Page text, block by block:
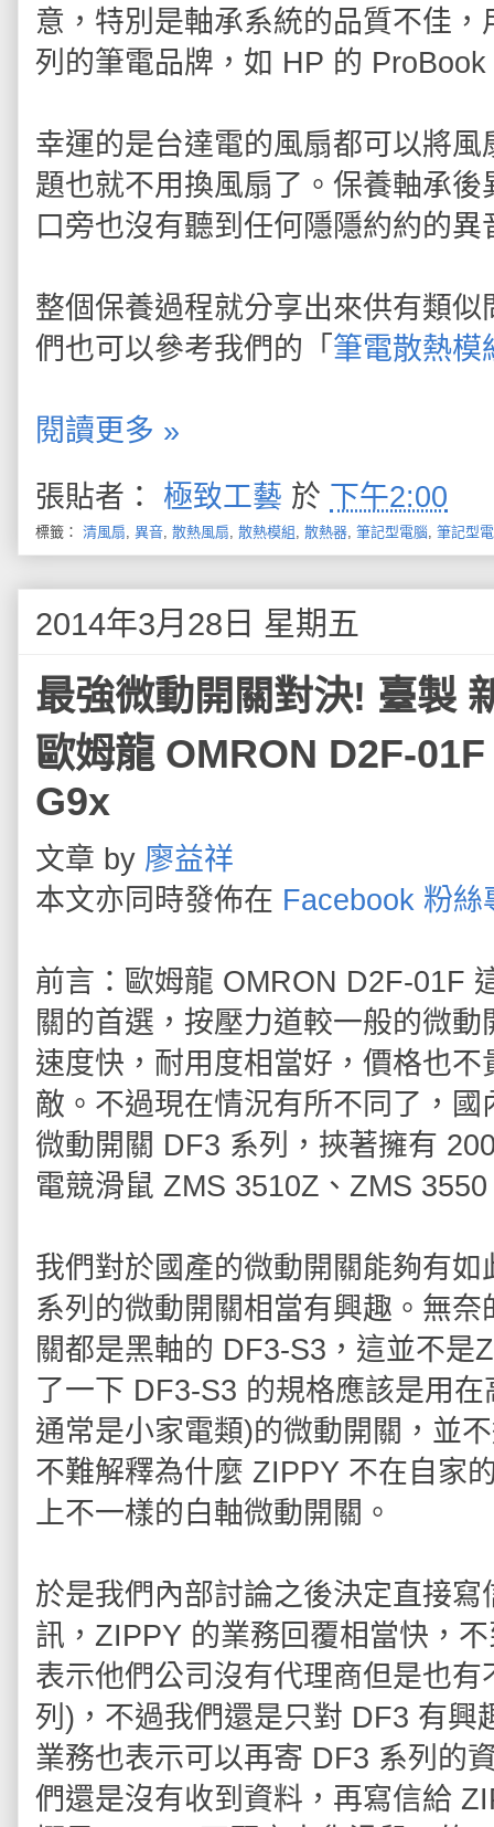
意，特別是軸承系統的品質不佳
列的筆電品牌，如 HP 的
幸運的是台達電的風扇都可以將
題也就不用換風扇了。保養軸承
口旁也沒有聽到任何隱隱約約的異
整個保養過程就分享出來供有類
們也可以參考我們的「 筆電散熱模
閱讀更多 »
張貼者： 極致工藝 於 下午2:00
標籤： 清風扇 異音 散熱風扇 散熱模組 散熱器 筆記型電腦 筆記型
2014年3月28日 星期五
最強微動開關對決! 臺製
歐姆龍 OMRON D2F-
G9x
文章 by 廖益祥
本文亦同時發佈在 Facebook 粉絲
前言：歐姆龍 OMRON D2F-01F
關的首選，按壓力道較一般的微
速度快，耐用度相當好，價格也
敵。不過現在情況有所不同了，
微動開關 DF3 系列，挾著擁有
電競滑鼠 ZMS 3510Z、ZMS
我們對於國產的微動開關能夠有
系列的微動開關相當有興趣。無
關都是黑軸的 DF3-S3，這並不是
了一下 DF3-S3 的規格應該是用
通常是小家電類)的微動開關，並
不難解釋為什麼 ZIPPY 不在自家
上不一樣的白軸微動開關。
於是我們內部討論之後決定直接
訊，ZIPPY 的業務回覆相當快，
表示他們公司沒有代理商但是也
列)，不過我們還是只對 DF3 有興
業務也表示可以再寄 DF3 系列的
們還是沒有收到資料，再寫信給